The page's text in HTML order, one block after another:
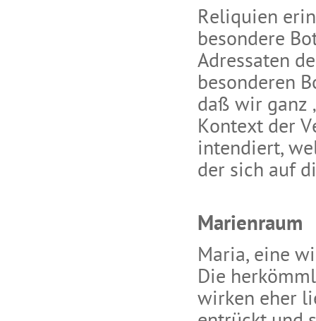
Reliquien
besondere
Adressaten
besonderen
daß wir ganz
Kontext der
intendiert,
der sich auf
Marienraum
Maria, eine
Die
wirken eher